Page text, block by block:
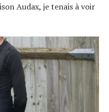
Audax, je tenais à voir